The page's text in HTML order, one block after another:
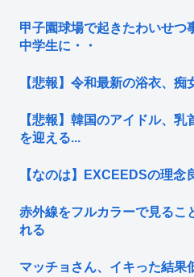
甲子園球場で起きたわいせつ
中学生に・・
【悲報】令和最新の浴衣、痴
【悲報】韓国のアイドル、
を迎える...
【なのは】EXCEEDSの理念
赤外線をフルカラーで見るこ
れる
マッチョさん、イキった結果